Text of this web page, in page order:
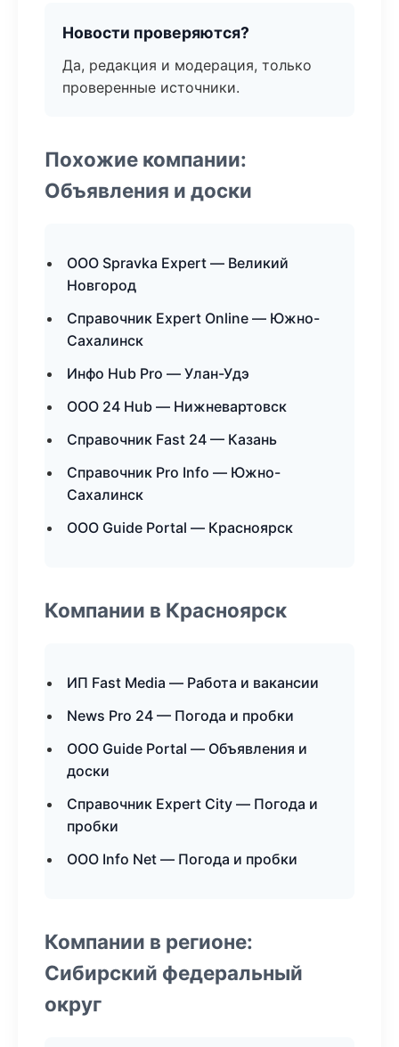
Новости проверяются?
Да, редакция и модерация, только
проверенные источники.
Похожие компании:
Объявления и доски
ООО Spravka Expert — Великий
Новгород
Справочник Expert Online — Южно-
Сахалинск
Инфо Hub Pro — Улан-Удэ
ООО 24 Hub — Нижневартовск
Справочник Fast 24 — Казань
Справочник Pro Info — Южно-
Сахалинск
ООО Guide Portal — Красноярск
Компании в Красноярск
ИП Fast Media — Работа и вакансии
News Pro 24 — Погода и пробки
ООО Guide Portal — Объявления и
доски
Справочник Expert City — Погода и
пробки
ООО Info Net — Погода и пробки
Компании в регионе:
Сибирский федеральный
округ